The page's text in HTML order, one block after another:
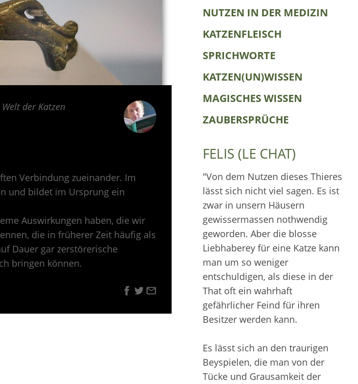
der Katzen
Verbindung zueinander. Im
und bildet im Ursprung ein
Auswirkungen haben, die wir
die in früherer Zeit häufig als
Dauer gar zerstörerische
bringen können.
NUTZEN IN DER MEDIZIN
KATZENFLEISCH
SPRICHWORTE
KATZEN(UN)WISSEN
MAGISCHES WISSEN
ZAUBERSPRÜCHE
FELIS (LE CHAT)
"Von dem Nutzen dieses Thieres
lässt sich nicht viel sagen. Es ist
zwar in unsern Häusern
gewissermassen nothwendig
geworden. Aber die blosse
Liebhaberey für eine Katze kann
man um so weniger
entschuldigen, als diese in der
That oft ein wahrhaft
gefährlicher Feind für ihren
Besitzer werden kann.
Es lässt sich an den traurigen
Beyspielen, die man von der
Tücke und Grausamkeit der